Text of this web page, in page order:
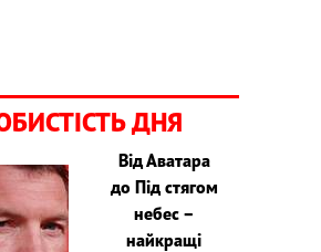
ДНЯ
Від Аватара
до Під стягом
небес –
найкращі